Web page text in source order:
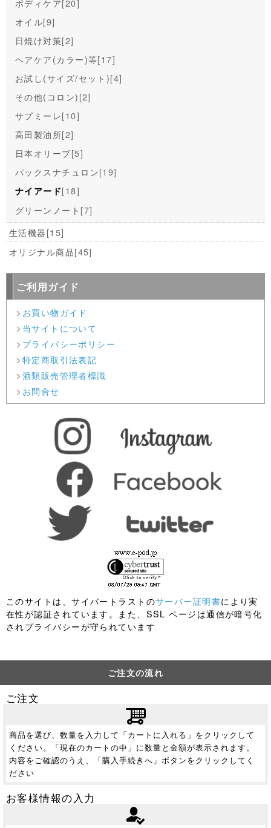
ボディケア[20]
オイル[9]
日焼け対策[2]
ヘアケア(カラー)等[17]
お試し(サイズ/セット)[4]
その他(コロン)[2]
サプミーレ[10]
高田製油所[2]
日本オリーブ[5]
パックスナチュロン[19]
ナイアード[18]
グリーンノート [7]
生活機器[15]
オリジナル商品[45]
ご利用ガイド
お買い物ガイド
当サイトについて
プライバシーポリシー
特定商取引法表記
酒類販売管理者標識
お問合せ
このサイトは、サイバートラストのサーバー証明書により実
在性が認証されています。また、SSL ページは通信が暗号化
されプライバシーが守られています
ご注文の流れ
ご注文
商品を選び、数量を入力して「カートに入れる」をクリックして
ください。「現在のカートの中」に数量と金額が表示されます。
内容をご確認のうえ、「購入手続きへ」ボタンをクリックしてく
ださい
お客様情報の入力